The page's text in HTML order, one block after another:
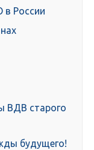
в России
ВДВ старого
будущего!